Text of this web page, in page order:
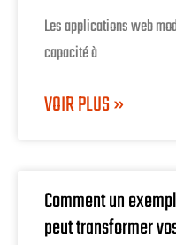
Les applications web
capacité à
VOIR PLUS »
Comment un
peut transformer